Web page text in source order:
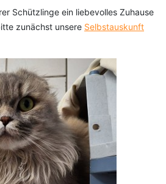
Schützlinge ein liebevolles Zuhause
zunächst unsere Selbstauskunft